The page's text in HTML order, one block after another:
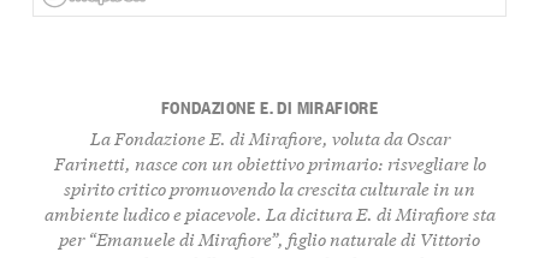
FONDAZIONE E. DI MIRAFIORE
La Fondazione E. di Mirafiore, voluta da Oscar
Farinetti, nasce con un obiettivo primario: risvegliare lo
spirito critico promuovendo la crescita culturale in un
ambiente ludico e piacevole. La dicitura E. di Mirafiore sta
per “Emanuele di Mirafiore”, figlio naturale di Vittorio